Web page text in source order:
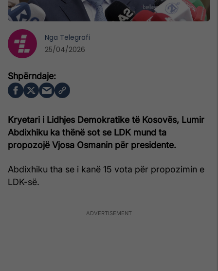
Kryetari i Lidhjes Demokratike të Kosovës, Lumir
Abdixhiku ka thënë sot se LDK mund ta
propozojë Vjosa Osmanin për presidente.
Abdixhiku tha se i kanë 15 vota për propozimin e
LDK-së.
Nga Telegrafi
25/04/2026